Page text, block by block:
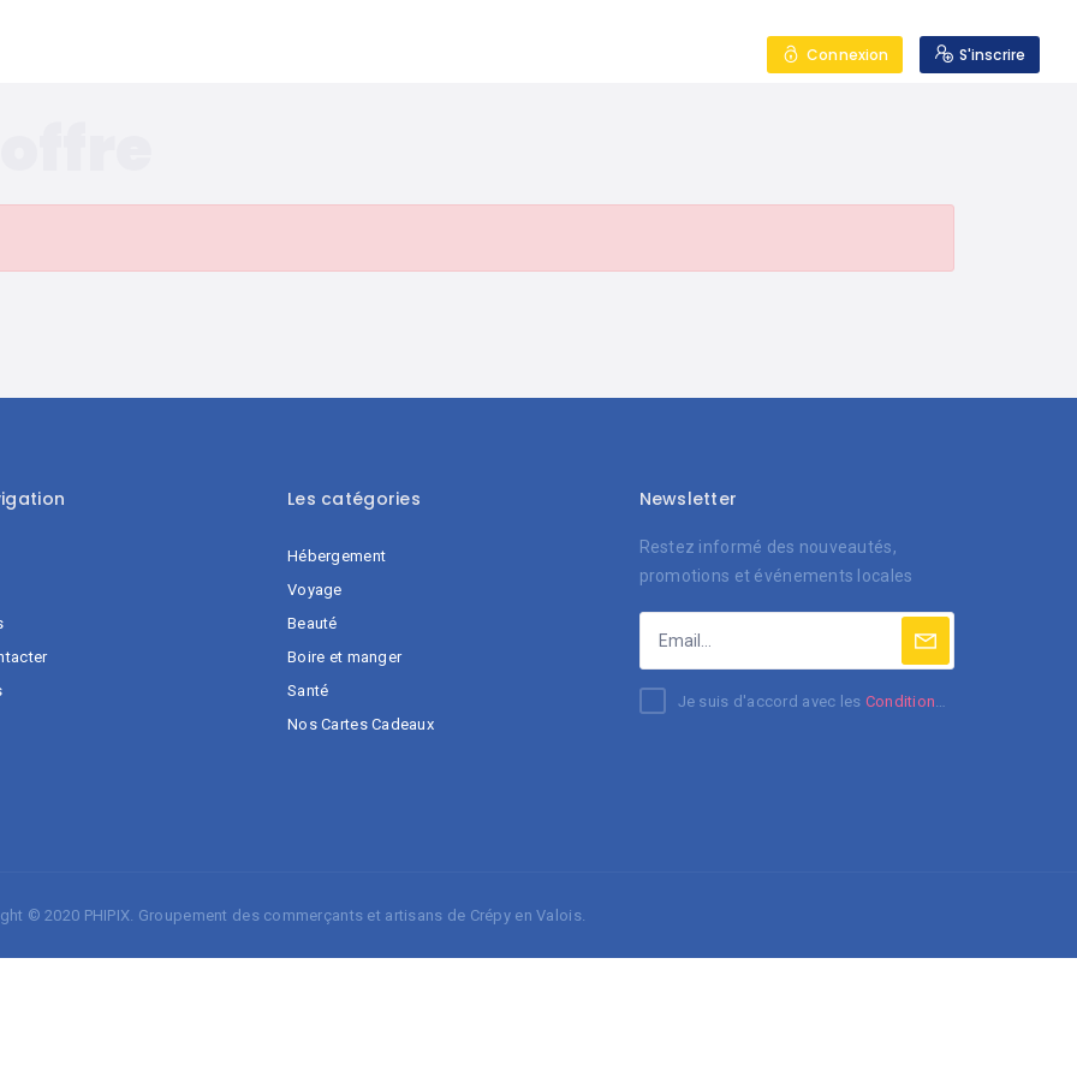
Connexion S'inscrire
Les catégories
Hébergement
Voyage
Beauté
Boire et manger
Santé
Nos Cartes Cadeaux
Newsletter
Restez informé des nouveautés,
promotions et événements locales
Je suis d'accord avec les Conditions générales
© 2020 PHIPIX. Groupement des commerçants et artisans de Crépy en Valois.